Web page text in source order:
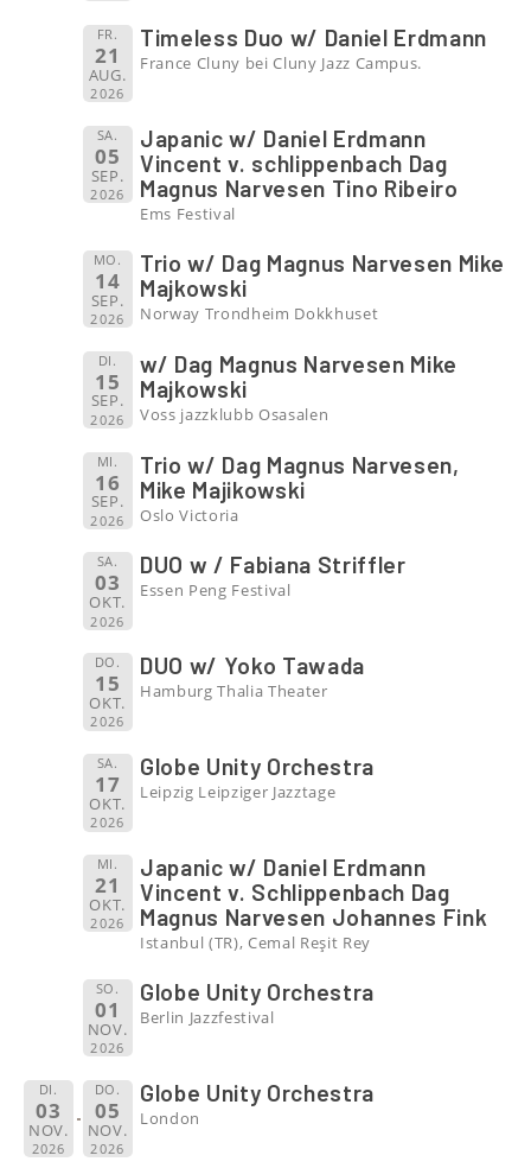
FR.
21
AUG.
2026
Timeless Duo w/ Daniel Erdmann
France Cluny bei Cluny Jazz Campus.
SA.
05
SEP.
2026
Japanic w/ Daniel Erdmann
Vincent v. schlippenbach Dag
Magnus Narvesen Tino Ribeiro
Ems Festival
MO.
14
SEP.
2026
Trio w/ Dag Magnus Narvesen Mike
Majkowski
Norway Trondheim Dokkhuset
DI.
15
SEP.
2026
w/ Dag Magnus Narvesen Mike
Majkowski
Voss jazzklubb Osasalen
MI.
16
SEP.
2026
Trio w/ Dag Magnus Narvesen,
Mike Majikowski
Oslo Victoria
SA.
03
OKT.
2026
DUO w / Fabiana Striffler
Essen Peng Festival
DO.
15
OKT.
2026
DUO w/ Yoko Tawada
Hamburg Thalia Theater
SA.
17
OKT.
2026
Globe Unity Orchestra
Leipzig Leipziger Jazztage
MI.
21
OKT.
2026
Japanic w/ Daniel Erdmann
Vincent v. Schlippenbach Dag
Magnus Narvesen Johannes Fink
Istanbul (TR), Cemal Reşit Rey
SO.
01
NOV.
2026
Globe Unity Orchestra
Berlin Jazzfestival
DI.
03
NOV.
2026
DO.
05
NOV.
2026
Globe Unity Orchestra
London